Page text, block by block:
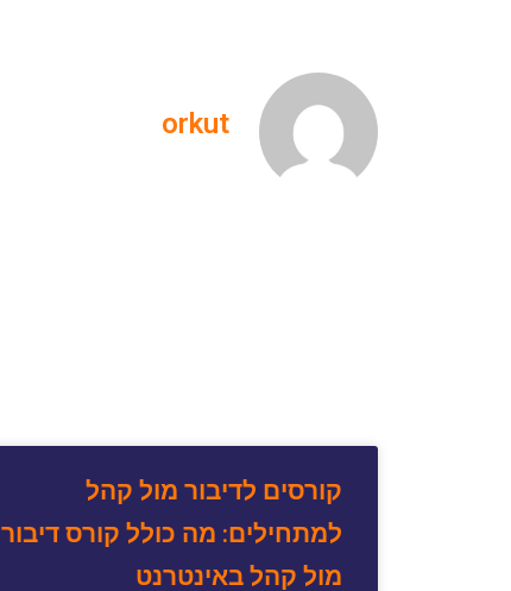
orkut
קורסים לדיבור מול קהל
למתחילים: מה כולל קורס דיבור
מול קהל באינטרנט